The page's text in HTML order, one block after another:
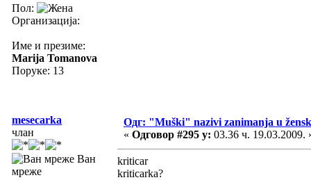
Пол:
Организација:
Име и презиме:
Marija Tomanova
Поруке: 13
mesecarka
члан
Ван
мреже
Одг: "Muški" nazivi zanimanja u
« Одговор #295 у: 03.36 ч. 19.03.2009.
kriticar
kriticarka?